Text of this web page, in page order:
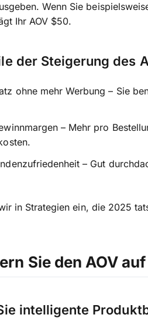
Wenn Sie
Ihr AOV $50.
der Steigerung des
ohne mehr Werbung – Sie
– Mehr pro
– Gut
in Strategien ein, die 2025
Sie den AOV
intelligente